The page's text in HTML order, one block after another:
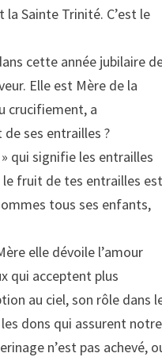
Sainte Trinité. C’est le
cette année jubilaire
Elle est Mère de la
crucifiement, a
ses entrailles ?
qui signifie les entrailles
le fruit de tes entrailles est
tous ses enfants,
elle dévoile l’amour
qui acceptent plus
au ciel, son rôle dans
dons qui assurent notre
n’est pas achevé,